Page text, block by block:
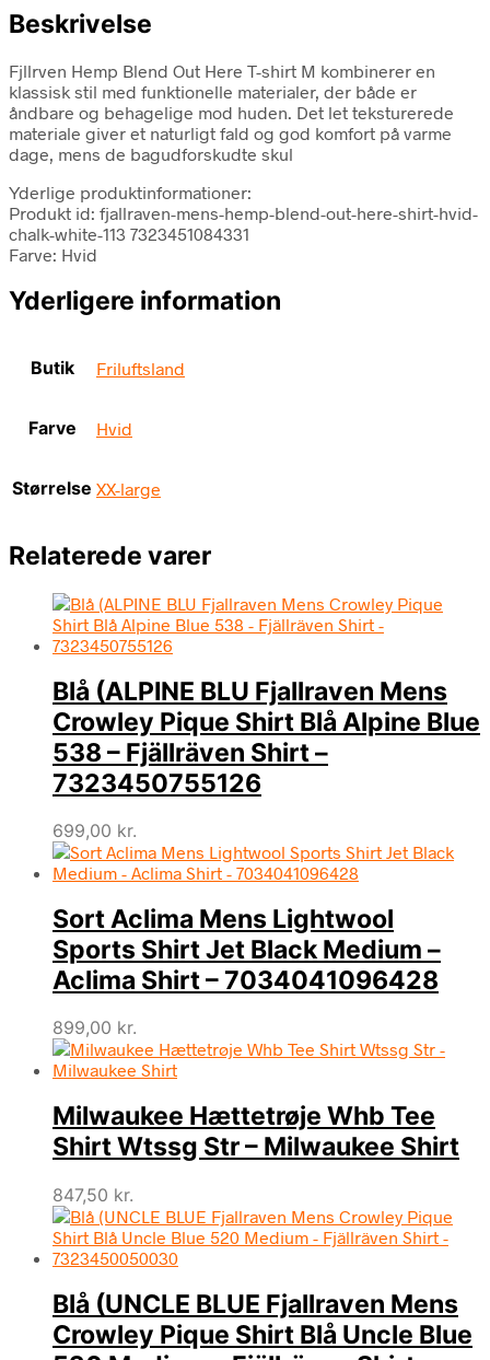
Beskrivelse
Fjllrven Hemp Blend Out Here T-shirt M kombinerer en
klassisk stil med funktionelle materialer, der både er
åndbare og behagelige mod huden. Det let teksturerede
materiale giver et naturligt fald og god komfort på varme
dage, mens de bagudforskudte skul
Yderlige produktinformationer:
Produkt id: fjallraven-mens-hemp-blend-out-here-shirt-hvid-
chalk-white-113 7323451084331
Farve: Hvid
Yderligere information
Butik Friluftsland
Farve Hvid
Størrelse XX-large
Relaterede varer
Blå (ALPINE BLU Fjallraven Mens
Crowley Pique Shirt Blå Alpine Blue
538 – Fjällräven Shirt –
7323450755126
699,00 kr.
Sort Aclima Mens Lightwool
Sports Shirt Jet Black Medium –
Aclima Shirt – 7034041096428
899,00 kr.
Milwaukee Hættetrøje Whb Tee
Shirt Wtssg Str – Milwaukee Shirt
847,50 kr.
Blå (UNCLE BLUE Fjallraven Mens
Crowley Pique Shirt Blå Uncle Blue